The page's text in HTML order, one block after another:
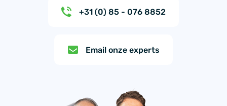
+31 (0) 85 - 076 8852
Email onze experts